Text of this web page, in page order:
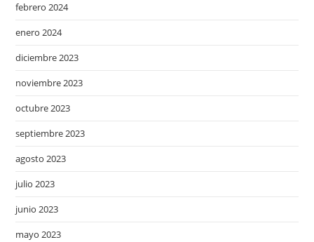
febrero 2024
enero 2024
diciembre 2023
noviembre 2023
octubre 2023
septiembre 2023
agosto 2023
julio 2023
junio 2023
mayo 2023